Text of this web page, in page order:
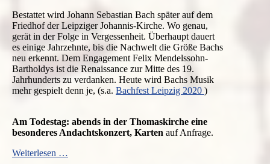
Bestattet wird Johann Sebastian Bach später auf dem
Friedhof der Leipziger Johannis-Kirche. Wo genau,
gerät in der Folge in Vergessenheit. Überhaupt dauert
es einige Jahrzehnte, bis die Nachwelt die Größe Bachs
neu erkennt. Dem Engagement Felix Mendelssohn-
Bartholdys ist die Renaissance zur Mitte des 19.
Jahrhunderts zu verdanken. Heute wird Bachs Musik
mehr gespielt denn je, (s.a. Bachfest Leipzig 2020 )
Am Todestag: abends in der Thomaskirche eine
besonderes Andachtskonzert, Karten auf Anfrage.
Weiterlesen …